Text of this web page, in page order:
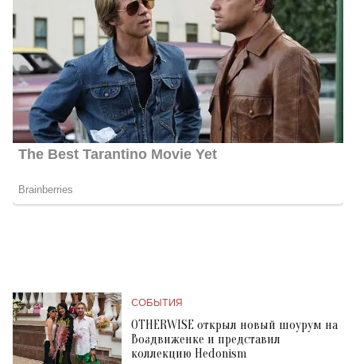
СОБЫТИЯ
OTHERWISE открыл новый шоурум на
Воздвиженке и представил
коллекцию Hedonism